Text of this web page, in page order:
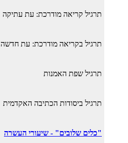
תרגיל קריאה מודרכת: עת עתיקה
תרגיל בקריאה מודרכת: עת חדשה
תרגיל שפת האמנות
תרגיל ביסודות הכתיבה האקדמית
"כלים שלובים" - שיעורי העשרה